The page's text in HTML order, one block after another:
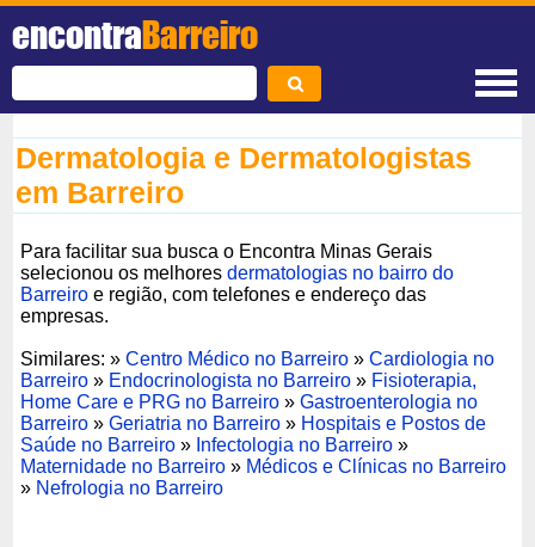
encontraBarreiro
Dermatologia e Dermatologistas
em Barreiro
Para facilitar sua busca o Encontra Minas Gerais
selecionou os melhoresdermatologias no bairro do
Barreiro e região, com telefones e endereço das
empresas.
Similares: »Centro Médico no Barreiro »Cardiologia no
Barreiro » Endocrinologista no Barreiro » Fisioterapia,
Home Care e PRG no Barreiro »Gastroenterologia no
Barreiro »Geriatria no Barreiro » Hospitais e Postos de
Saúde no Barreiro» Infectologia no Barreiro »
Maternidade no Barreiro » Médicos e Clínicas no Barreiro
» Nefrologia no Barreiro